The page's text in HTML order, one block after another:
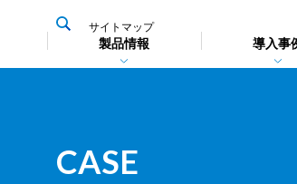
製品情報 導入事
サイトマップ
CASE